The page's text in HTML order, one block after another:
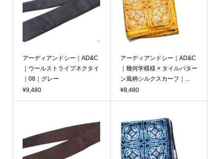
アーディアンドシー｜AD&C
｜ウールストライプネクタイ
｜08｜グレー
¥9,480
アーディアンドシー｜AD&C
｜幾何学模様 × タイルパター
ン風柄シルクスカーフ｜...
¥8,480